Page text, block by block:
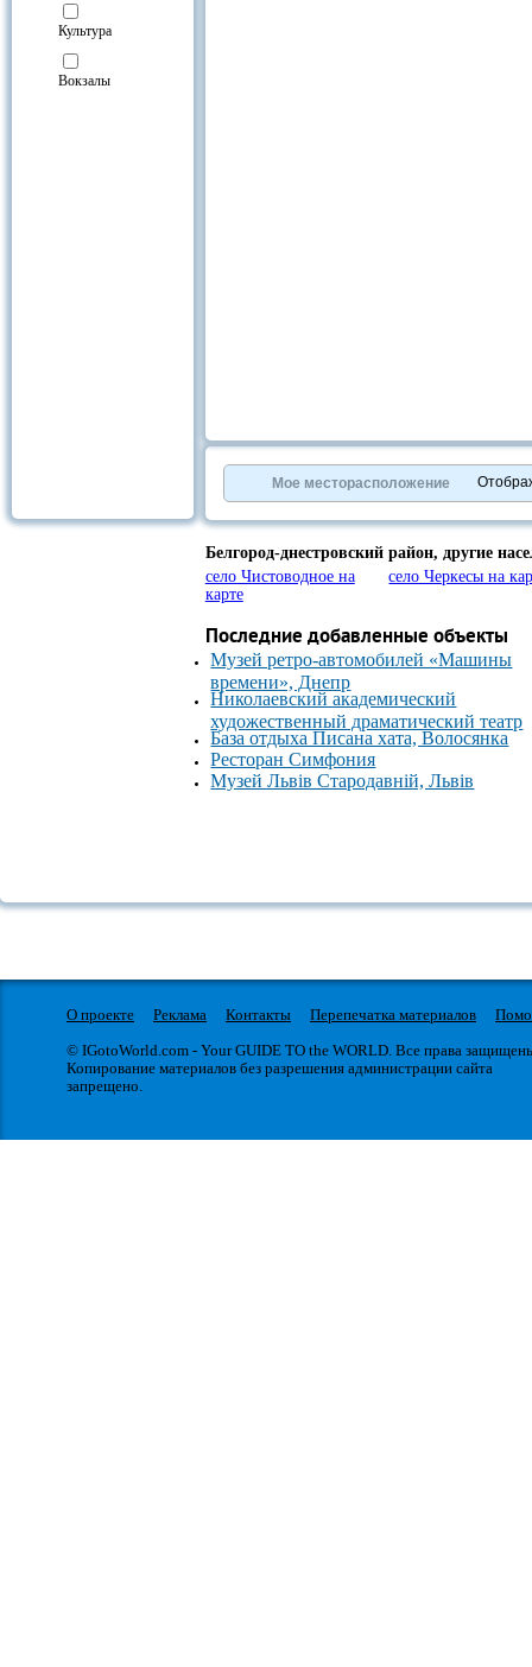
Культура
Вокзалы
Мое месторасположение
Белгород-днестровский район, другие
село Чистоводное на
карте
село Черкесы на
Последние добавленные объекты
Музей ретро-автомобилей «Машины
времени», Днепр
Николаевский академический
художественный драматический театр
База отдыха Писана хата, Волосянка
Ресторан Симфония
Музей Львів Стародавній, Львів
О проекте Реклама Контакты Перепечатка материалов
© IGotoWorld.com - Your GUIDE TO the WORLD. Все права
Копирование материалов без разрешения администрации сайта
запрещено.